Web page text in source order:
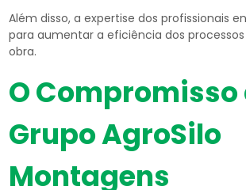
Além disso, a expertise dos profissionais
para aumentar a eficiência dos
obra.
O Compromisso
Grupo AgroSilo
Montagens